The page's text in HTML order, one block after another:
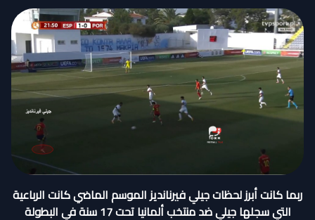
ربما كانت أبرز لحظات جيلي فيرنانديز الموسم الماضي كانت الرباعية
التي سجلها جيلي ضد منتخب ألمانيا تحت 17 سنة في البطولة